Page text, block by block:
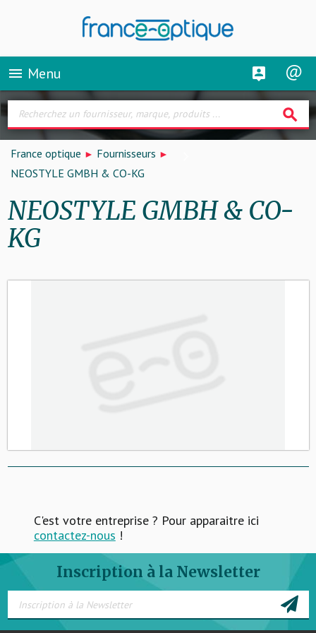
menu Menu
search
France optique
Fournisseurs
NEOSTYLE GMBH & CO-KG
NEOSTYLE GMBH & CO-
KG
C'est votre entreprise ? Pour apparaitre ici
contactez-nous !
Inscription à la Newsletter